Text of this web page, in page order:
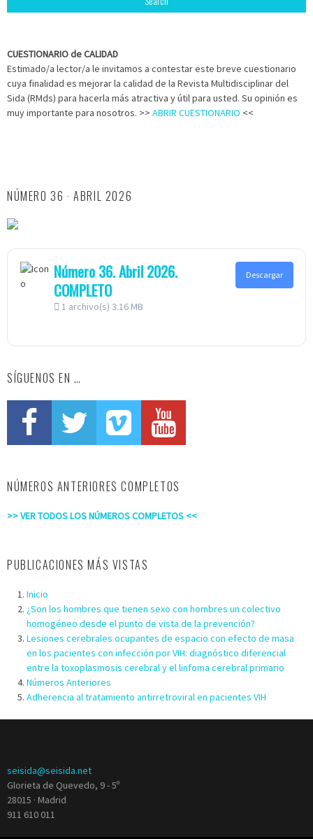
CUESTIONARIO de CALIDAD
Estimado/a lector/a le invitamos a contestar este breve cuestionario
cuya finalidad es mejorar la calidad de la Revista Multidisciplinar del
Sida (RMds) para hacerla más atractiva y útil para usted. Su opinión es
muy importante para nosotros. >> ABRIR CUESTIONARIO <<
NÚMERO 36 · ABRIL 2026
Número 36. Abril 2026.
COMPLETO
1 archivo(s) 3.16 MB
Descargar
SÍGUENOS EN …
NÚMEROS ANTERIORES COMPLETOS
>> VER TODOS LOS NÚMEROS COMPLETOS <<
PUBLICACIONES MÁS VISTAS
Inicio
¿Son los hombres que tienen sexo con hombres un colectivo
homogéneo desde el punto de vista de la prevención?
Lesiones cerebrales ocupantes de espacio con efecto de masa
en los pacientes con infección por VIH: diagnóstico diferencial
entre la toxoplasmosis cerebral y el linfoma cerebral primario
Números Anteriores
Adherencia al tratamiento antirretroviral en pacientes VIH
seisida@seisida.net
Glorieta de Quevedo, 9 - 5º
28015 · Madrid
911 610 011